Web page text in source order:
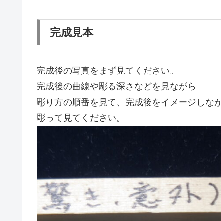
完成見本
完成後の写真をまず見てください。
完成後の曲線や彫る深さなどを見ながら
彫り方の順番を見て、完成後をイメージしな
彫って見てください。